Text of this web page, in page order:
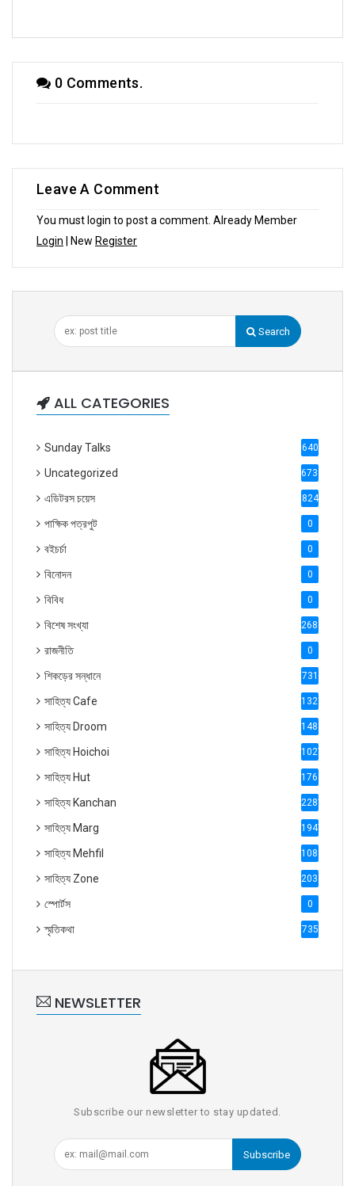
0 Comments.
Leave A Comment
You must login to post a comment. Already Member
Login | New Register
Search
ALL CATEGORIES
Sunday Talks 640
Uncategorized 6738
এডিটরস চয়েস 824
পাক্ষিক পত্রপুট 0
বইচর্চা 0
বিনোদন 0
বিবিধ 0
বিশেষ সংখ্যা 2686
রাজনীতি 0
শিকড়ের সন্ধানে 731
সাহিত্য Cafe 1321
সাহিত্য Droom 1488
সাহিত্য Hoichoi 1027
সাহিত্য Hut 1769
সাহিত্য Kanchan 2287
সাহিত্য Marg 1947
সাহিত্য Mehfil 1088
সাহিত্য Zone 2035
স্পোর্টস 0
স্মৃতিকথা 735
NEWSLETTER
Subscribe our newsletter to stay updated.
Subscribe